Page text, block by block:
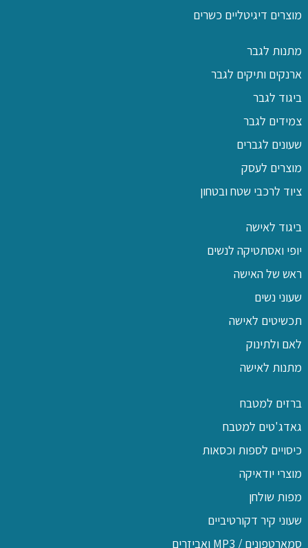
מוצרים דיגיטליים כשרים
מתנות לגבר
ארנקים ותיקים לגבר
ביגוד לגבר
צמידים לגבר
שעונים לגברים
מוצרים לעסק
ציוד לרכבי שטח ובטחון
ביגוד לאישה
יופי ואסתטיקה לנשים
ראש של האישה
שעוני נשים
תכשיטים לאישה
לאם ולתינוק
מתנות לאישה
ברזים למטבח
גאדג'טים למטבח
כיסויים לספות וכסאות
מוצרי יודאיקה
מפות שולחן
שעוני קיר דקורטיביים
סמארטפונים / MP3 ואביזרים